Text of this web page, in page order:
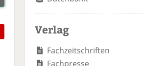
Verlag
Fachzeitschriften
Fachpresse